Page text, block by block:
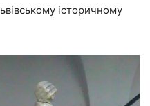
історичному